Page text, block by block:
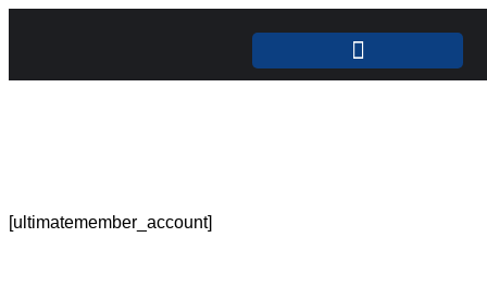
[ultimatemember_account]